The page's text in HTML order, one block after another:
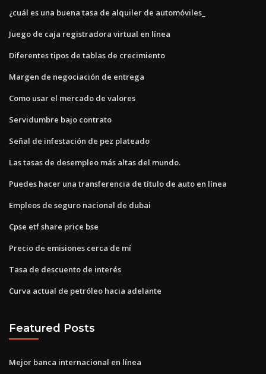
¿cuál es una buena tasa de alquiler de automóviles_
Juego de caja registradora virtual en línea
Diferentes tipos de tablas de crecimiento
Margen de negociación de entrega
Como usar el mercado de valores
Servidumbre bajo contrato
Señal de infestación de pez plateado
Las tasas de desempleo más altas del mundo.
Puedes hacer una transferencia de título de auto en línea
Empleos de seguro nacional de dubai
Cpse etf share price bse
Precio de emisiones cerca de mí
Tasa de descuento de interés
Curva actual de petróleo hacia adelante
Featured Posts
Mejor banca internacional en línea